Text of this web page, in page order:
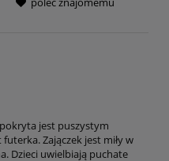
jest puszystym
Zajączek jest miły w
Dzieci uwielbiają puchate